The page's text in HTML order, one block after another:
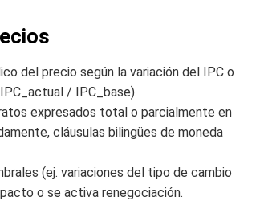
del precio según la variación del IPC o
/ IPC_base).
expresados total o parcialmente en
cláusulas bilingües de moneda
(ej. variaciones del tipo de cambio
o se activa renegociación.